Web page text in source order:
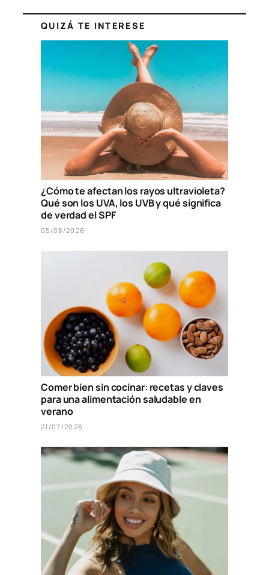
QUIZÁ TE INTERESE
¿Cómo te afectan los rayos ultravioleta?
Qué son los UVA, los UVB y qué significa
de verdad el SPF
05/08/2026
Comer bien sin cocinar: recetas y claves
para una alimentación saludable en
verano
21/07/2026